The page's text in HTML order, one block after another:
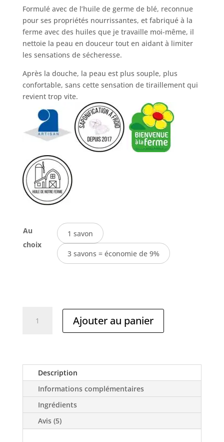
Formulé avec de l’huile de germe de blé, reconnue
pour ses propriétés nourrissantes, et fabriqué à la
ferme avec des huiles que je travaille moi-même, il
nettoie la peau en douceur tout en aidant à limiter
les sensations de sécheresse.
Après la douche, la peau est plus souple, plus
confortable, sans cette sensation de tiraillement qui
revient trop vite.
Au
choix
1 savon
3 savons = économie de 9%
blé
peaux
sèches
Ajouter au panier
Description
Informations complémentaires
Ingrédients
Avis (5)